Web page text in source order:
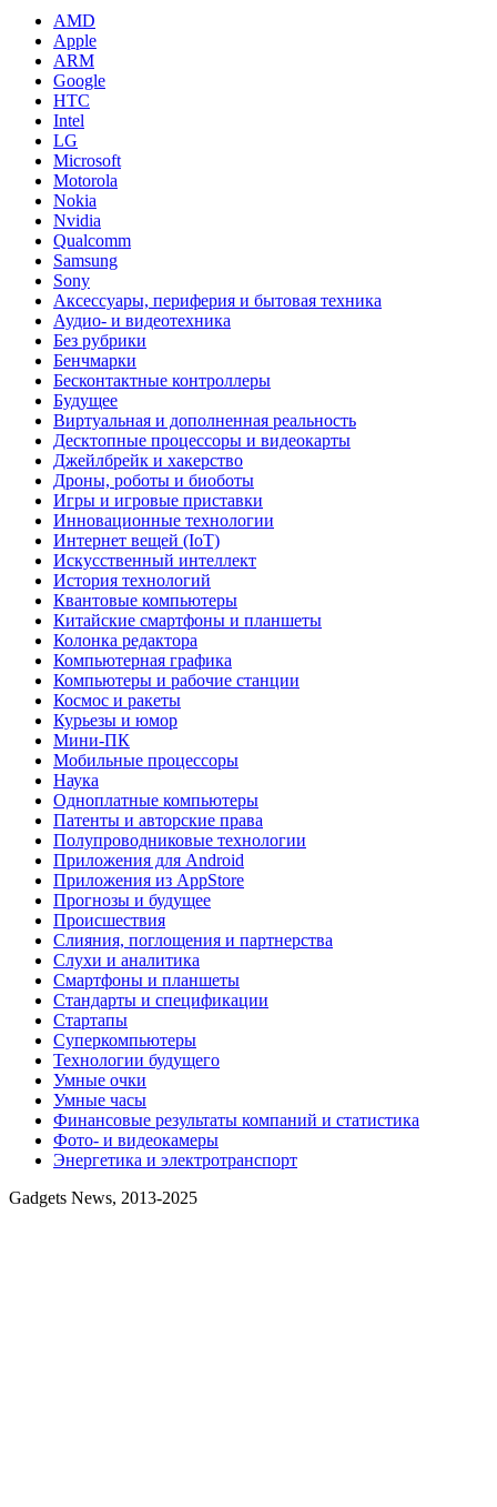
AMD
Apple
ARM
Google
HTC
Intel
LG
Microsoft
Motorola
Nokia
Nvidia
Qualcomm
Samsung
Sony
Аксессуары, периферия и бытовая техника
Аудио- и видеотехника
Без рубрики
Бенчмарки
Бесконтактные контроллеры
Будущее
Виртуальная и дополненная реальность
Десктопные процессоры и видеокарты
Джейлбрейк и хакерство
Дроны, роботы и биоботы
Игры и игровые приставки
Инновационные технологии
Интернет вещей (IoT)
Искусственный интеллект
История технологий
Квантовые компьютеры
Китайские смартфоны и планшеты
Колонка редактора
Компьютерная графика
Компьютеры и рабочие станции
Космос и ракеты
Курьезы и юмор
Мини-ПК
Мобильные процессоры
Наука
Одноплатные компьютеры
Патенты и авторские права
Полупроводниковые технологии
Приложения для Android
Приложения из AppStore
Прогнозы и будущее
Происшествия
Слияния, поглощения и партнерства
Слухи и аналитика
Смартфоны и планшеты
Стандарты и спецификации
Стартапы
Суперкомпьютеры
Технологии будущего
Умные очки
Умные часы
Финансовые результаты компаний и статистика
Фото- и видеокамеры
Энергетика и электротранспорт
Gadgets News, 2013-2025